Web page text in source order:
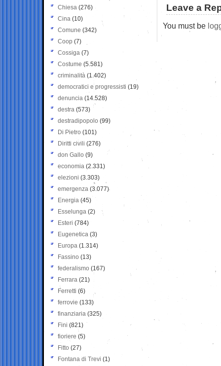
Leave a
You must be
Chiesa (276)
Cina (10)
Comune (342)
Coop (7)
Cossiga (7)
Costume (5.581)
criminalità (1.402)
democratici e progressisti (19)
denuncia (14.528)
destra (573)
destradipopolo (99)
Di Pietro (101)
Diritti civili (276)
don Gallo (9)
economia (2.331)
elezioni (3.303)
emergenza (3.077)
Energia (45)
Esselunga (2)
Esteri (784)
Eugenetica (3)
Europa (1.314)
Fassino (13)
federalismo (167)
Ferrara (21)
Ferretti (6)
ferrovie (133)
finanziaria (325)
Fini (821)
fioriere (5)
Fitto (27)
Fontana di Trevi (1)